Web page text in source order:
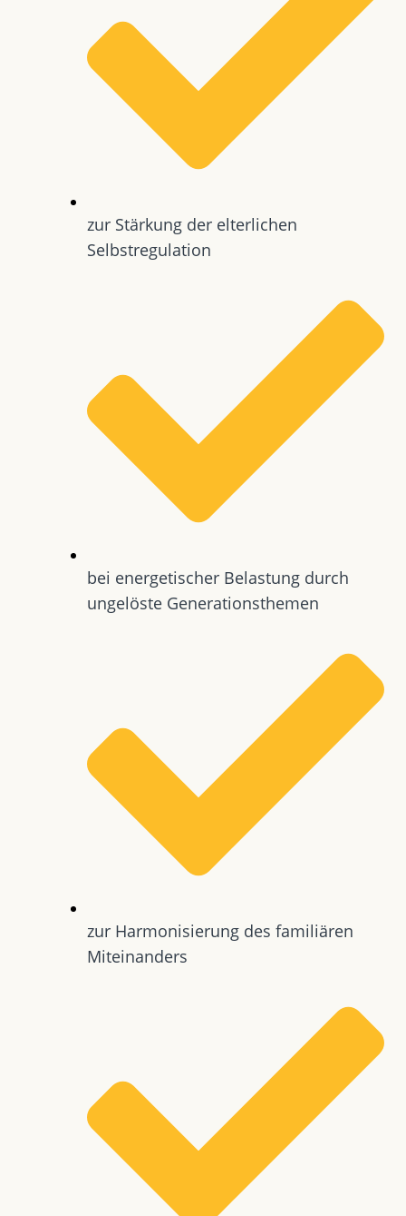
zur Stärkung der elterlichen
Selbstregulation
bei energetischer Belastung durch
ungelöste Generationsthemen
zur Harmonisierung des familiären
Miteinanders